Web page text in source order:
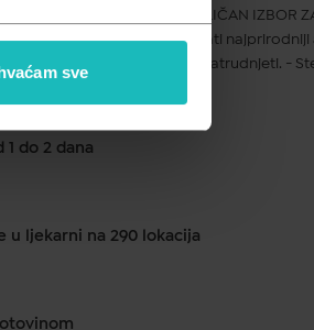
sve
BABY SPRAY JE ODLIČAN IZBOR
bebi ili djetetu - Želite osigurati najprirodniji
mirise i sprejeve. - Želite zatrudnjeti. -
1 do 2 dana
u ljekarni na 290 lokacija